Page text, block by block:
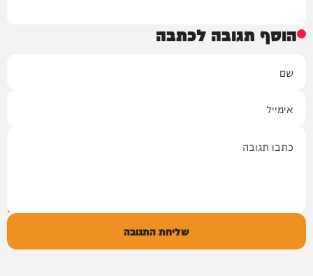
הוסף תגובה לכתבה
שליחת התגובה